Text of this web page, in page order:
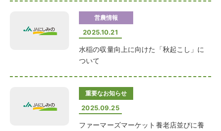
営農情報
2025.10.21
水稲の収量向上に向けた「秋起こし」に
ついて
重要なお知らせ
2025.09.25
ファーマーズマーケット養老店並びに養